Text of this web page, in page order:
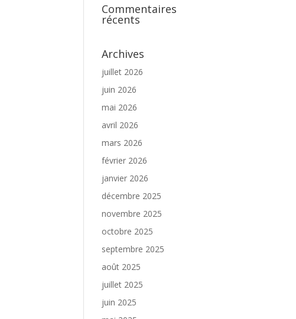
Commentaires
récents
Archives
juillet 2026
juin 2026
mai 2026
avril 2026
mars 2026
février 2026
janvier 2026
décembre 2025
novembre 2025
octobre 2025
septembre 2025
août 2025
juillet 2025
juin 2025